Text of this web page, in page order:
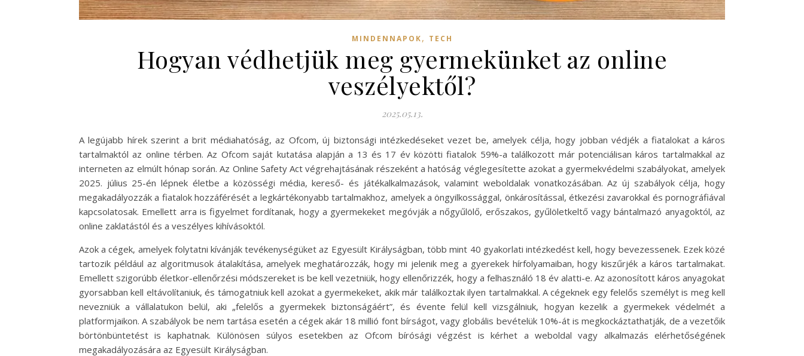
MINDENNAPOK, TECH
Hogyan védhetjük meg gyermekünket az online
veszélyektől?
2025.05.13.
A legújabb hírek szerint a brit médiahatóság, az Ofcom, új biztonsági intézkedéseket vezet be, amelyek célja, hogy jobban védjék a fiatalokat a káros
tartalmaktól az online térben. Az Ofcom saját kutatása alapján a 13 és 17 év közötti fiatalok 59%-a találkozott már potenciálisan káros tartalmakkal az
interneten az elmúlt hónap során. Az Online Safety Act végrehajtásának részeként a hatóság véglegesítette azokat a gyermekvédelmi szabályokat, amelyek
2025. július 25-én lépnek életbe a közösségi média, kereső- és játékalkalmazások, valamint weboldalak vonatkozásában. Az új szabályok célja, hogy
megakadályozzák a fiatalok hozzáférését a legkártékonyabb tartalmakhoz, amelyek a öngyilkossággal, önkárosítással, étkezési zavarokkal és pornográfiával
kapcsolatosak. Emellett arra is figyelmet fordítanak, hogy a gyermekeket megóvják a nőgyűlölő, erőszakos, gyűlöletkeltő vagy bántalmazó anyagoktól, az
online zaklatástól és a veszélyes kihívásoktól.
Azok a cégek, amelyek folytatni kívánják tevékenységüket az Egyesült Királyságban, több mint 40 gyakorlati intézkedést kell, hogy bevezessenek. Ezek közé
tartozik például az algoritmusok átalakítása, amelyek meghatározzák, hogy mi jelenik meg a gyerekek hírfolyamaiban, hogy kiszűrjék a káros tartalmakat.
Emellett szigorúbb életkor-ellenőrzési módszereket is be kell vezetniük, hogy ellenőrizzék, hogy a felhasználó 18 év alatti-e. Az azonosított káros anyagokat
gyorsabban kell eltávolítaniuk, és támogatniuk kell azokat a gyermekeket, akik már találkoztak ilyen tartalmakkal. A cégeknek egy felelős személyt is meg kell
nevezniük a vállalatukon belül, aki „felelős a gyermekek biztonságáért”, és évente felül kell vizsgálniuk, hogyan kezelik a gyermekek védelmét a
platformjaikon. A szabályok be nem tartása esetén a cégek akár 18 millió font bírságot, vagy globális bevételük 10%-át is megkockáztathatják, de a vezetőik
börtönbüntetést is kaphatnak. Különösen súlyos esetekben az Ofcom bírósági végzést is kérhet a weboldal vagy alkalmazás elérhetőségének
megakadályozására az Egyesült Királyságban.